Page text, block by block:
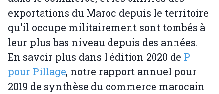
exportations du Maroc depuis le territoire
qu'il occupe militairement sont tombés à
leur plus bas niveau depuis des années.
En savoir plus dans l'édition 2020 de P
pour Pillage, notre rapport annuel pour
2019 de synthèse du commerce marocain